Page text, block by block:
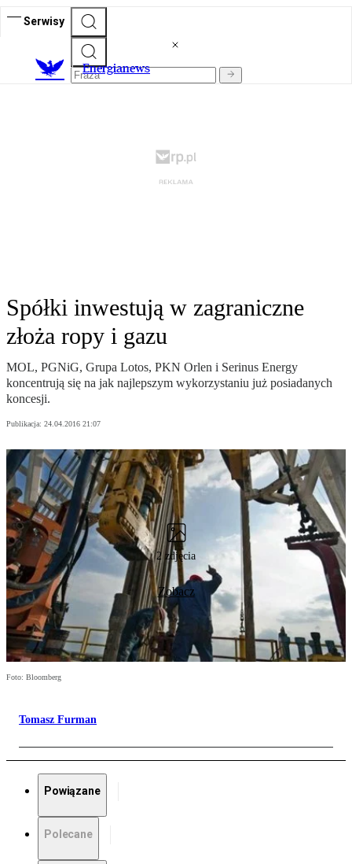
Serwisy
Energianews
Spółki inwestują w zagraniczne
złoża ropy i gazu
MOL, PGNiG, Grupa Lotos, PKN Orlen i Serinus Energy
koncentrują się na jak najlepszym wykorzystaniu już posiadanych
koncesji.
Publikacja: 24.04.2016 21:07
2 zdjęcia
Zobacz
Foto: Bloomberg
Tomasz Furman
Powiązane
Polecane